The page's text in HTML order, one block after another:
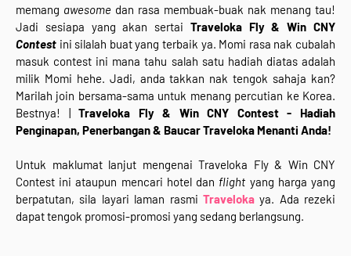
memang awesome dan rasa membuak-buak nak menang tau!
Jadi sesiapa yang akan sertai Traveloka Fly & Win CNY
Contest ini silalah buat yang terbaik ya. Momi rasa nak cubalah
masuk contest ini mana tahu salah satu hadiah diatas adalah
milik Momi hehe. Jadi, anda takkan nak tengok sahaja kan?
Marilah join bersama-sama untuk menang percutian ke Korea.
Bestnya! |Traveloka Fly & Win CNY Contest - Hadiah
Penginapan, Penerbangan & Baucar Traveloka Menanti Anda!
Untuk maklumat lanjut mengenai Traveloka Fly & Win CNY
Contest ini ataupun mencari hotel dan flight yang harga yang
berpatutan, sila layari laman rasmi Travelokaya. Ada rezeki
dapat tengok promosi-promosi yang sedang berlangsung.